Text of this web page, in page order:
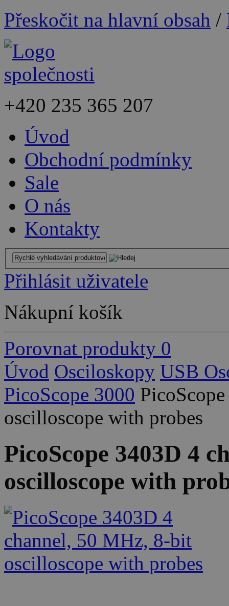
Přeskočit na hlavní obsah /
+420 235 365 207
Úvod
Obchodní podmínky
Sale
O nás
Kontakty
Přihlásit uživatele
Nákupní košík
Porovnat produkty 0
Úvod Osciloskopy USB
PicoScope 3000
oscilloscope with probes
PicoScope 3403D 4
oscilloscope with